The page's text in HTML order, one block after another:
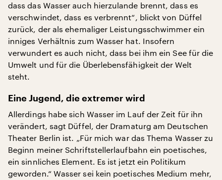
dass das Wasser auch hierzulande brennt, dass es
verschwindet, dass es verbrennt“, blickt von Düffel
zurück, der als ehemaliger Leistungsschwimmer ein
inniges Verhältnis zum Wasser hat. Insofern
verwundert es auch nicht, dass bei ihm ein See für die
Umwelt und für die Überlebensfähigkeit der Welt
steht.
Eine Jugend, die extremer wird
Allerdings habe sich Wasser im Lauf der Zeit für ihn
verändert, sagt Düffel, der Dramaturg am Deutschen
Theater Berlin ist. „Für mich war das Thema Wasser zu
Beginn meiner Schriftstellerlaufbahn ein poetisches,
ein sinnliches Element. Es ist jetzt ein Politikum
geworden.“ Wasser sei kein poetisches Medium mehr,